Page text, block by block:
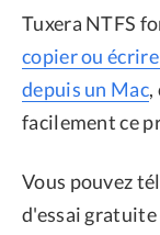
Tuxera NTFS
copier ou
depuis un Mac,
facilement ce
Vous pouvez
d'essai gratuite